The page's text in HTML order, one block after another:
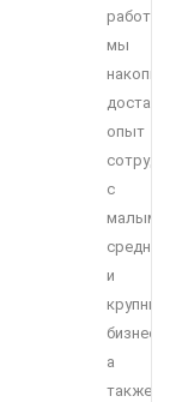
работы
мы
опыт
с
малым,
средним
и
крупным
а
также